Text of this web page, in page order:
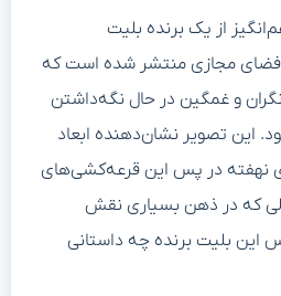
از یک برنده بلیت
مجازی منتشر شده است که
نگران و غمگین در حال نگه‌داشتن
این تصویر نشان‌دهنده ابعاد
نهفته در پس این قرعه‌کشی‌های
که در ذهن بسیاری نقش
این بلیت برنده چه داستانی